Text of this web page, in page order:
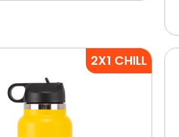
2X1 CHILL